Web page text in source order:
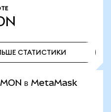
СТАТИСТИКИ
MON в MetaMask